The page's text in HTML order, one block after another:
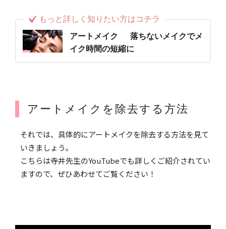
もっと詳しく知りたい方はコチラ
アートメイク 落ちないメイクでメ
イク時間の短縮に
アートメイクを除去する方法
それでは、具体的にアートメイクを除去する方法を見て
いきましょう。
こちらは寺井先生のYouTubeでも詳しくご紹介されてい
ますので、ぜひあわせてご覧ください！